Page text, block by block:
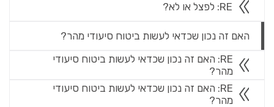
RE: לפצל או לא?
האם זה נכון שכדאי לעשות ביטוח סיעודי מהר?
RE: האם זה נכון שכדאי לעשות ביטוח סיעודי
מהר?
RE: האם זה נכון שכדאי לעשות ביטוח סיעודי
מהר?